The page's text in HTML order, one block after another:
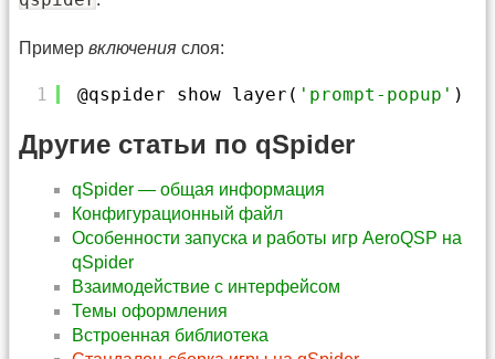
Пример включения слоя:
1 @qspider_show_layer( 'prompt-popup' )
Другие статьи по qSpider
qSpider — общая информация
Конфигурационный файл
Особенности запуска и работы игр AeroQSP на
qSpider
Взаимодействие с интерфейсом
Темы оформления
Встроенная библиотека